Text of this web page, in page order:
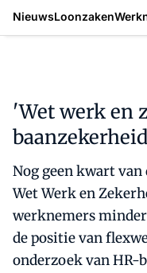
NieuwsLoonzaken
'Wet werk en
Nog geen kwart van
Wet Werk en
werknemers
de positie van
onderzoek van HR-